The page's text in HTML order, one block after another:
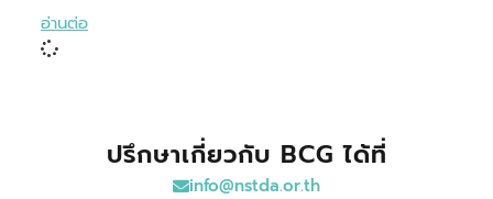
อ่านต่อ
ปรึกษาเกี่ยวกับ BCG ได้ที่
info@nstda.or.th